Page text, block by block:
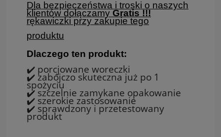
Dla bezpieczeństwa i troski o naszych
klientów dołączamy Gratis !!!
rękawiczki przy zakupie tego
produktu
Dlaczego ten produkt:
✔️ porcjowane woreczki
✔️ zabójczo skuteczna już po 1
spożyciu
✔️ szczelnie zamykane opakowanie
✔️ szerokie zastosowanie
✔️ sprawdzony i przetestowany
produkt